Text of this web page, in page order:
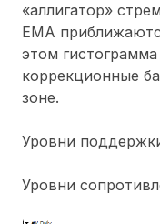
«аллигатор»
ЕМА
этом
коррекционные
зоне.
Уровни
Уровни